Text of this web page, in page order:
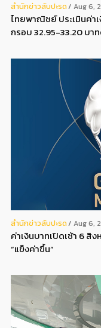
สํานักข่าวสับปะรด Aug 6,
ไทยพาณิชย์ ประเมินค่า
กรอบ 32.95-33.20 บา
สํานักข่าวสับปะรด Aug 6,
ค่าเงินบาทเปิดเช้า 6 สิ
“แข็งค่าขึ้น”